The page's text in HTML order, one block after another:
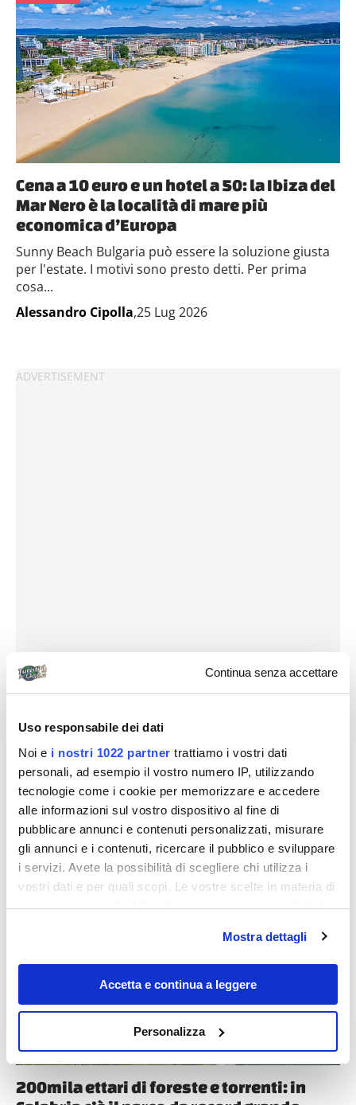
Continua senza accettare
Uso responsabile dei dati
Noi e i nostri 1022 partner trattiamo i vostri dati
personali, ad esempio il vostro numero IP, utilizzando
tecnologie come i cookie per memorizzare e accedere
alle informazioni sul vostro dispositivo al fine di
pubblicare annunci e contenuti personalizzati, misurare
gli annunci e i contenuti, ricercare il pubblico e sviluppare
i servizi. Avete la possibilità di scegliere chi utilizza i
vostri dati e per quali scopi. Le vostre scelte in materia di
privacy sono applicabili solo su questa proprietà digitale
modificare o revocare il proprio consenso in qualsiasi
momento dalla Dichiarazione sui cookie o facendo clic
sull'icona di attivazione della privacy.
raccogliere informazioni sulla tua posizione
geografica, con un'approssimazione di qualche
metro,
Identificare il tuo dispositivo, scansionandolo
Mostra dettagli
Accetta e continua a leggere
Personalizza
Cena a 10 euro e un hotel a 50: la Ibiza del
Mar Nero è la località di mare più
economica d’Europa
Sunny Beach Bulgaria può essere la soluzione giusta
per l'estate. I motivi sono presto detti. Per prima
cosa...
Alessandro Cipolla,25 Lug 2026
Destinazioni
200mila ettari di foreste e torrenti: in